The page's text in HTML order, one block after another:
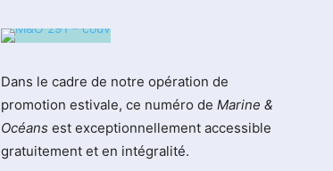
Dans le cadre de notre opération de
promotion estivale, ce numéro de Marine &
Océans est exceptionnellement accessible
gratuitement et en intégralité.